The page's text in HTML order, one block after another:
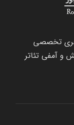
تخصصی
و آمفی تئاتر